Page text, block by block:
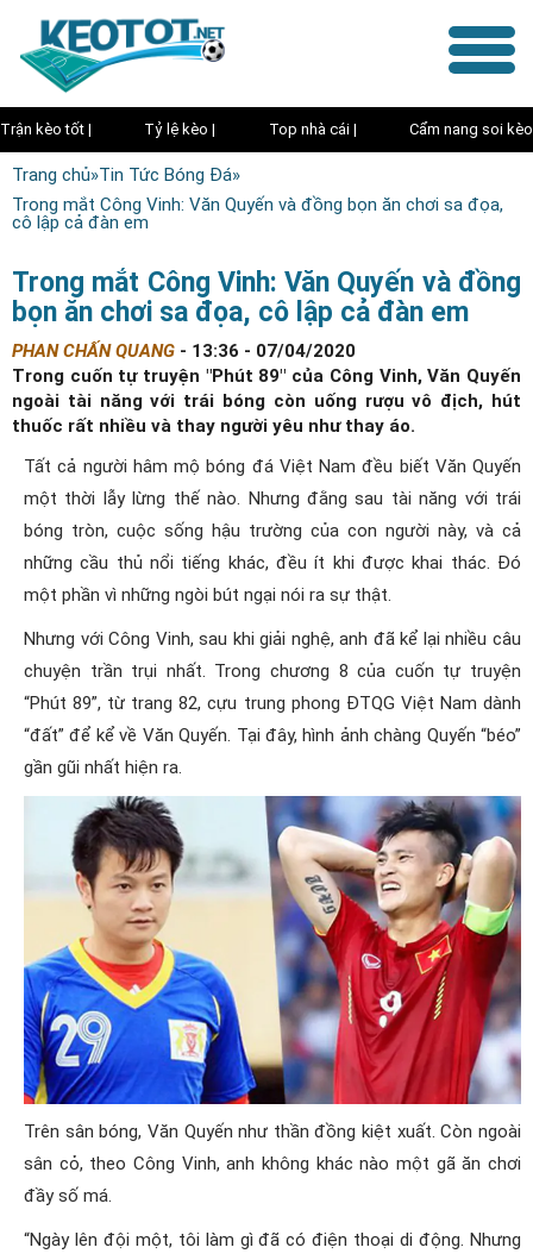
Trận kèo tốt | Tỷ lệ kèo | Top nhà cái | Cẩm nang soi kèo
Trang chủ»Tin Tức Bóng Đá»
Trong mắt Công Vinh: Văn Quyến và đồng bọn ăn chơi sa đọa,
cô lập cả đàn em
Trong mắt Công Vinh: Văn Quyến và đồng
bọn ăn chơi sa đọa, cô lập cả đàn em
PHAN CHẤN QUANG - 13:36 - 07/04/2020
Trong cuốn tự truyện "Phút 89" của Công Vinh, Văn Quyến
ngoài tài năng với trái bóng còn uống rượu vô địch, hút
thuốc rất nhiều và thay người yêu như thay áo.
Tất cả người hâm mộ bóng đá Việt Nam đều biết Văn Quyến
một thời lẫy lừng thế nào. Nhưng đằng sau tài năng với trái
bóng tròn, cuộc sống hậu trường của con người này, và cả
những cầu thủ nổi tiếng khác, đều ít khi được khai thác. Đó
một phần vì những ngòi bút ngại nói ra sự thật.
Nhưng với Công Vinh, sau khi giải nghệ, anh đã kể lại nhiều câu
chuyện trần trụi nhất. Trong chương 8 của cuốn tự truyện
“Phút 89”, từ trang 82, cựu trung phong ĐTQG Việt Nam dành
“đất” để kể về Văn Quyến. Tại đây, hình ảnh chàng Quyến “béo”
gần gũi nhất hiện ra.
Trên sân bóng, Văn Quyến như thần đồng kiệt xuất. Còn ngoài
sân cỏ, theo Công Vinh, anh không khác nào một gã ăn chơi
đầy số má.
“Ngày lên đội một, tôi làm gì đã có điện thoại di động. Nhưng